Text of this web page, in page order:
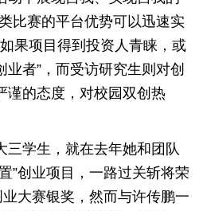
比赛的平台优势可以迅速实
果项目得到投资人青睐，或
者”，而受访研究生则对创
谨的态度，对校园双创热
三学生，就在去年她和团队
”创业项目，一路过关斩将荣
大赛银奖，然而与许传鹏一